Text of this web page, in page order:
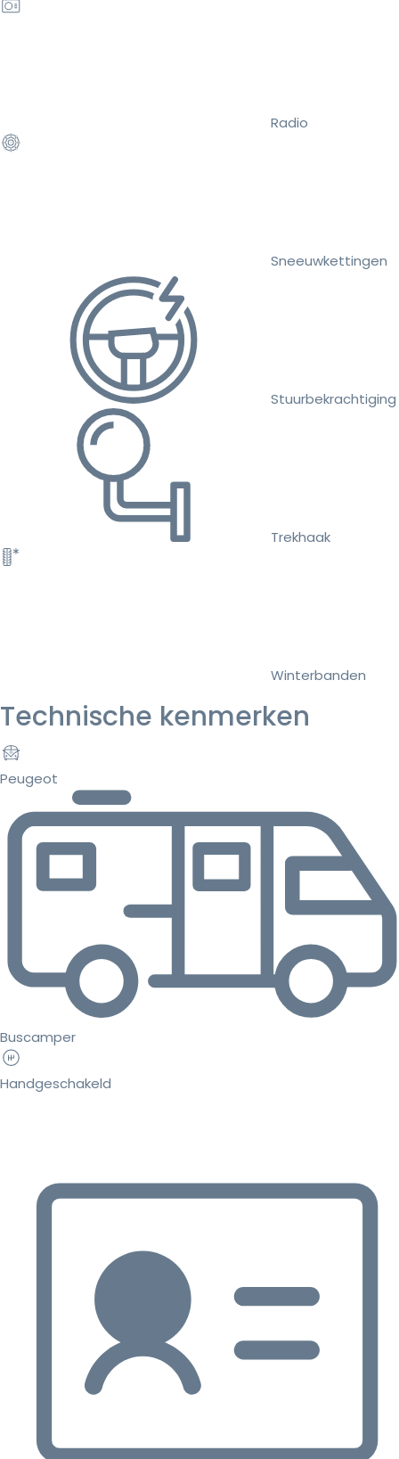
Radio
Sneeuwkettingen
Stuurbekrachtiging
Trekhaak
Winterbanden
Technische kenmerken
Peugeot
Buscamper
Handgeschakeld